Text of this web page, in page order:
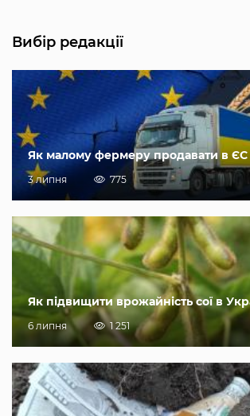
Вибір редакції
Як малому фермеру продавати в ЄС
3 липня 775
Як підвищити врожайність сої в
6 липня 1 251